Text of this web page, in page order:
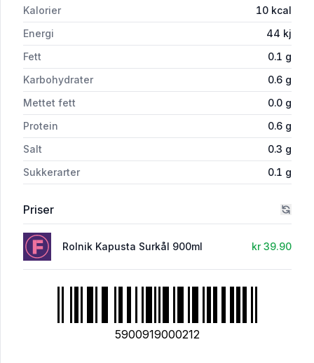
Kalorier 10 kcal
Energi
44 kj
Fett
0.1 g
Karbohydrater
0.6 g
Mettet fett
0.0 g
Protein
0.6 g
Salt
0.3 g
Sukkerarter
0.1 g
Priser
Rolnik Kapusta Surkål 900ml kr 39.90
5900919000212